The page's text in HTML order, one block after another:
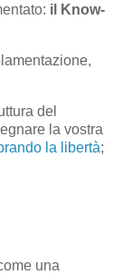
il Know-
del
la vostra
la libertà;
una